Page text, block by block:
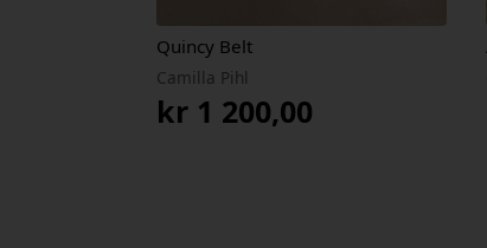
Quincy Belt
Camilla Pihl
kr 1 200,00